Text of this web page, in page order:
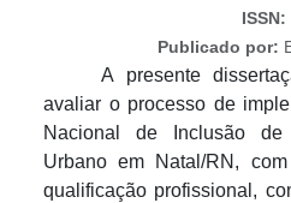
ISSN:
Publicado por:
A presente
avaliar o processo de
Nacional de Inclusão de
Urbano em Natal/RN,
qualificação profissional,